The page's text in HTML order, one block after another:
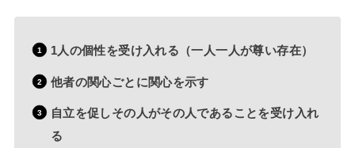
1人の個性を受け入れる（一人一人が尊い存在）
他者の関心ごとに関心を示す
自立を促しその人がその人であることを受け入れ
る